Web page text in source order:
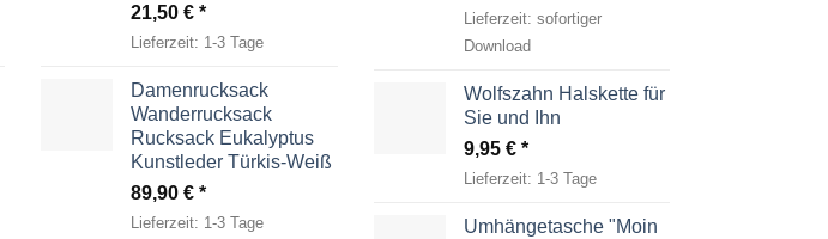
21,50 €
Lieferzeit: 1-3 Tage
Damenrucksack
Wanderrucksack
Rucksack Eukalyptus
Kunstleder Türkis-Weiß
89,90 €
Lieferzeit: 1-3 Tage
Lieferzeit: sofortiger
Download
Wolfszahn Halskette für
Sie und Ihn
9,95 €
Lieferzeit: 1-3 Tage
Umhängetasche "Moin